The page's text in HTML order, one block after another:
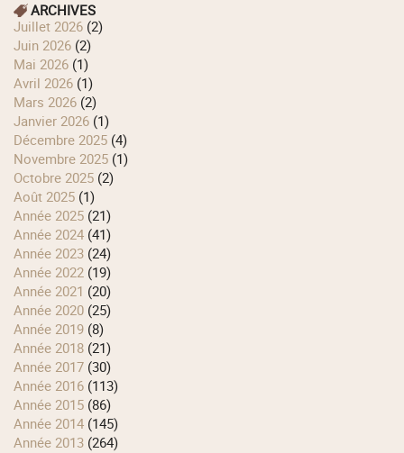
ARCHIVES
juillet 2026 (2)
juin 2026 (2)
mai 2026 (1)
avril 2026 (1)
mars 2026 (2)
janvier 2026 (1)
décembre 2025 (4)
novembre 2025 (1)
octobre 2025 (2)
août 2025 (1)
année 2025 (21)
année 2024 (41)
année 2023 (24)
année 2022 (19)
année 2021 (20)
année 2020 (25)
année 2019 (8)
année 2018 (21)
année 2017 (30)
année 2016 (113)
année 2015 (86)
année 2014 (145)
année 2013 (264)